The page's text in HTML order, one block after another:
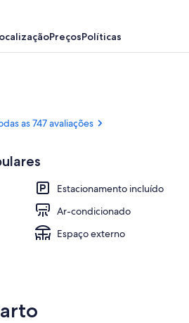
Fachada da propriedade
PreçosPolíticas
as 747 avaliações
Estacionamento incluído
Ar-condicionado
Espaço externo